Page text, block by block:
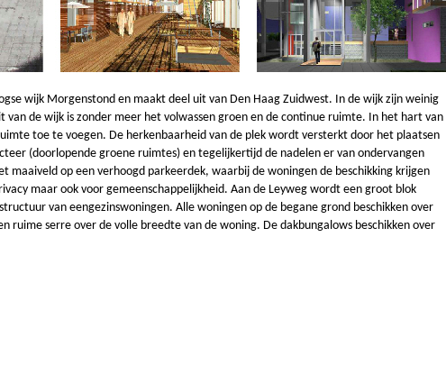
wijk Morgenstond en maakt deel uit van Den Haag Zuidwest. In de wijk zijn weinig
de wijk is zonder meer het volwassen groen en de continue ruimte. In het hart van
toe te voegen. De herkenbaarheid van de plek wordt versterkt door het plaatsen
(doorlopende groene ruimtes) en tegelijkertijd de nadelen er van ondervangen
op een verhoogd parkeerdek, waarbij de woningen de beschikking krijgen
maar ook voor gemeenschappelijkheid. Aan de Leyweg wordt een groot blok
van eengezinswoningen. Alle woningen op de begane grond beschikken over
serre over de volle breedte van de woning. De dakbungalows beschikken over